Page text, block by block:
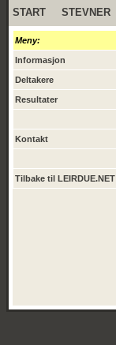
START STEVNER
Meny:
Informasjon
Deltakere
Resultater
Kontakt
Tilbake til LEIRDUE.NET